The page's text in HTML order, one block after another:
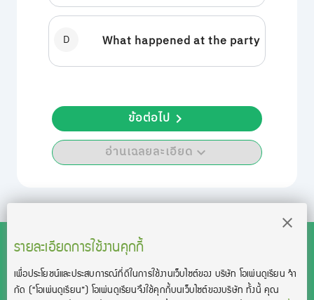
D What happened at the party
อ่านเฉลยละเอียด
ข้อต่อไป
รายละเอียดการใช้งานคุกกี้
เพื่อประโยชน์และประสบการณ์ที่ดีในการใช้งานเว็บไซต์ของ บริษัท โอเพ่นดูเรียน จํา
กัด (“โอเพ่นดูเรียน”)โอเพ่นดูเรียนจึงใช้คุกกี้บนเว็บไซต์ของบริษัท ทั้งนี้ คุณ
สงวนลิขสิทธิ์โดย บริษัท โอเพ่นดูเรียน จำกัด 2021 ©︎ OpenDurian